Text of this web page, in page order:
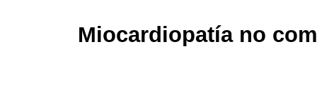
Miocardiopatía no